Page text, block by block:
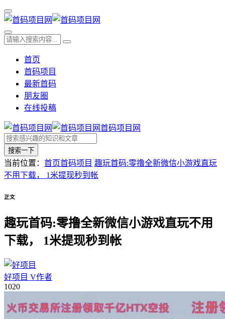
首页
首码项目
最新首码
朋友圈
在线投稿
首码项目网
搜索一下
当前位置： 首页首码项目 趣玩首码:零撸全新微信小游戏直玩
不用下载， 1米提现秒到帐
正文
趣玩首码:零撸全新微信小游戏直玩不用
下载， 1米提现秒到帐
好项目 V作者
1020